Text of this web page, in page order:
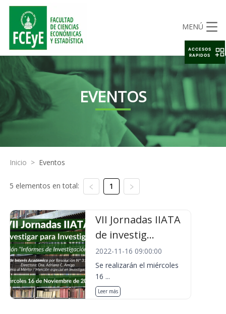
MENÚ
EVENTOS
Inicio > Eventos
5 elementos en total: 1
VII Jornadas IIATA
de investig...
2022-11-16 09:00:00
Se realizarán el miércoles
16 ...
Leer más
ACCESOS
RAPIDOS